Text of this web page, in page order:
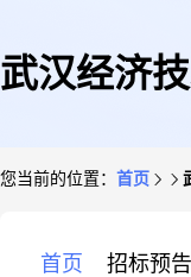
武汉经济
您当前的位置： 首页
首页 招标预告